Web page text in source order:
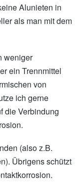
Alunieten in
als man mit dem
weniger
ein Trennmittel
von
ich gerne
die Verbindung
(also z.B.
Übrigens schützt